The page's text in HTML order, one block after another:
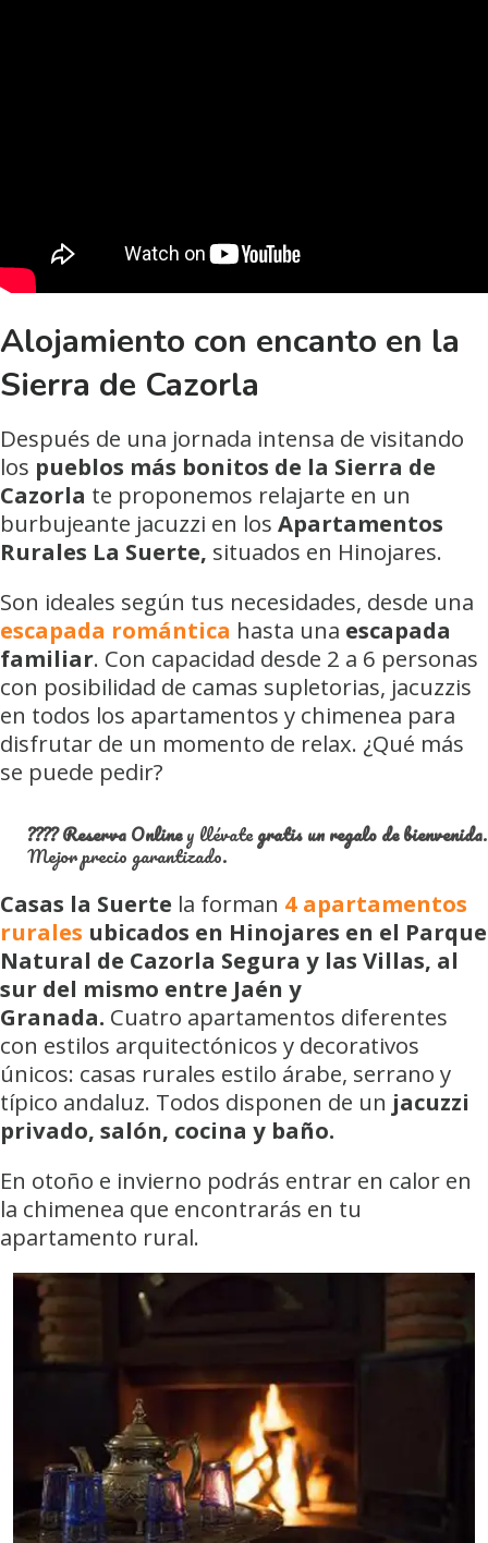
Alojamiento con encanto en la
Sierra de Cazorla
Después de una jornada intensa de visitando
los pueblos más bonitos de la Sierra de
Cazorla te proponemos relajarte en un
burbujeante jacuzzi en los Apartamentos
Rurales La Suerte, situados en Hinojares.
Son ideales según tus necesidades, desde una
escapada romántica hasta una escapada
familiar. Con capacidad desde 2 a 6 personas
con posibilidad de camas supletorias, jacuzzis
en todos los apartamentos y chimenea para
disfrutar de un momento de relax. ¿Qué más
se puede pedir?
????Reserva Onliney llévategratis un regalo de bienvenida.
Mejor precio garantizado.
Casas la Suerte la forman 4 apartamentos
rurales ubicados en Hinojares en el Parque
Natural de Cazorla Segura y las Villas, al
sur del mismo entre Jaén y
Granada. Cuatro apartamentos diferentes
con estilos arquitectónicos y decorativos
únicos: casas rurales estilo árabe, serrano y
típico andaluz. Todos disponen de un jacuzzi
privado, salón, cocina y baño.
En otoño e invierno podrás entrar en calor en
la chimenea que encontrarás en tu
apartamento rural.